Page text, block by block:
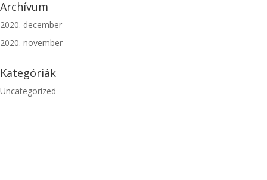
Archívum
2020. december
2020. november
Kategóriák
Uncategorized